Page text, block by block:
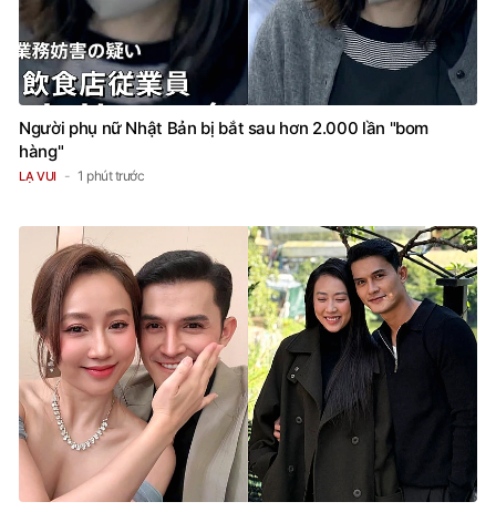
Người phụ nữ Nhật Bản bị bắt sau hơn 2.000 lần "bom
hàng"
LẠ VUI 1 phút trước